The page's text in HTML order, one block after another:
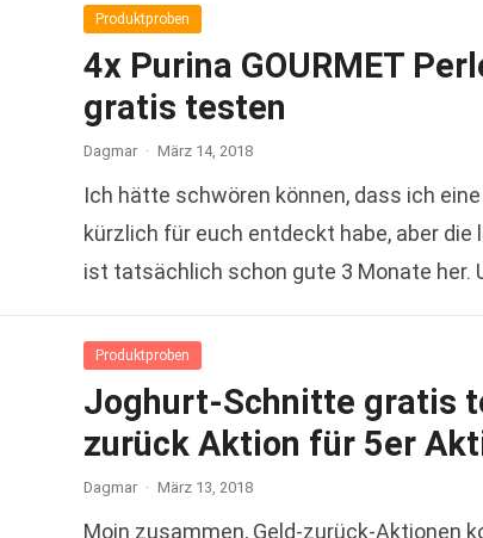
Produktproben
4x Purina GOURMET
gratis testen
Dagmar · März 14, 2018
Ich hätte schwören können, dass ich
kürzlich für euch entdeckt habe, aber
ist tatsächlich schon gute 3 Monate her.
Produktproben
Joghurt-Schnitte gratis
zurück Aktion für 5er
Dagmar · März 13, 2018
Moin zusammen, Geld-zurück-Aktionen